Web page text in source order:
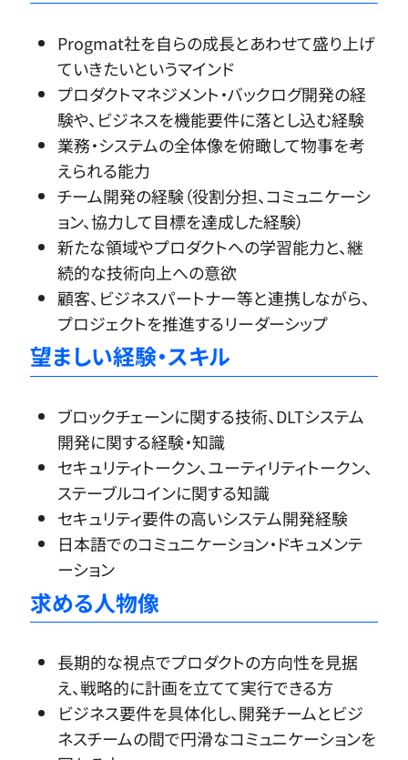
Progmat社を自らの成長とあわせて盛り上げ
ていきたいというマインド
プロダクトマネジメント・バックログ開発の経
験や、ビジネスを機能要件に落とし込む経験
業務・システムの全体像を俯瞰して物事を考
えられる能力
チーム開発の経験（役割分担、コミュニケーシ
ョン、協力して目標を達成した経験）
新たな領域やプロダクトへの学習能力と、継
続的な技術向上への意欲
顧客、ビジネスパートナー等と連携しながら、
プロジェクトを推進するリーダーシップ
望ましい経験・スキル
ブロックチェーンに関する技術、DLTシステム
開発に関する経験・知識
セキュリティトークン、ユーティリティトークン、
ステーブルコインに関する知識
セキュリティ要件の高いシステム開発経験
日本語でのコミュニケーション・ドキュメンテ
ーション
求める人物像
長期的な視点でプロダクトの方向性を見据
え、戦略的に計画を立てて実行できる方
ビジネス要件を具体化し、開発チームとビジ
ネスチームの間で円滑なコミュニケーションを